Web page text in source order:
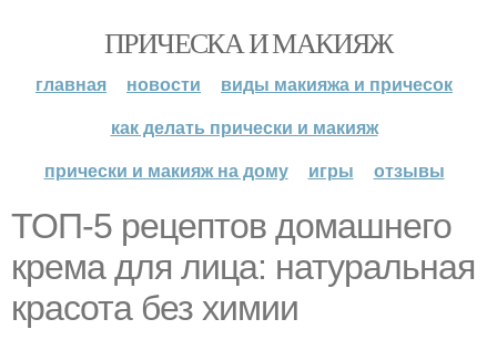
ПРИЧЕСКА И МАКИЯЖ
главная новости
виды макияжа и причесок
как делать прически и макияж
прически и макияж на дому
игры отзывы
ТОП-5 рецептов домашнего
крема для лица: натуральная
красота без химии